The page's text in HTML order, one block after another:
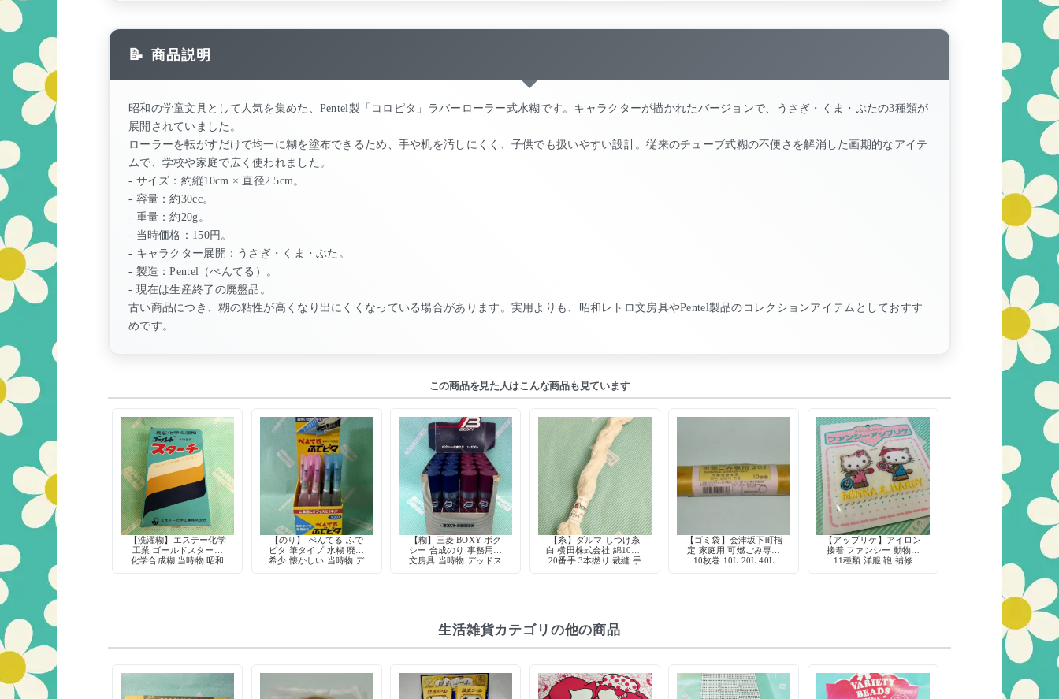
商品説明
昭和の学童文具として人気を集めた、Pentel製「コロピタ」ラバーローラー式水糊です。キャラクターが描かれたバージョンで、うさぎ・くま・ぶたの3種類が
展開されていました。
ローラーを転がすだけで均一に糊を塗布できるため、手や机を汚しにくく、子供でも扱いやすい設計。従来のチューブ式糊の不便さを解消した画期的なアイテ
ムで、学校や家庭で広く使われました。
- サイズ：約縦10cm × 直径2.5cm。
- 容量：約30cc。
- 重量：約20g。
- 当時価格：150円。
- キャラクター展開：うさぎ・くま・ぶた。
- 製造：Pentel（ぺんてる）。
- 現在は生産終了の廃盤品。
古い商品につき、糊の粘性が高くなり出にくくなっている場合があります。実用よりも、昭和レトロ文房具やPentel製品のコレクションアイテムとしておすす
めです。
この商品を見た人はこんな商品も見ています
【洗濯糊】エステー化学
工業 ゴールドスターチ
化学合成糊 当時物 昭和
【のり】 ぺんてる ふで
ピタ 筆タイプ 水糊 廃盤
希少 懐かしい 当時物 デ
【糊】三菱 BOXY ボク
シー 合成のり 事務用品
文房具 当時物 デッドス
【糸】ダルマ しつけ糸
白 横田株式会社 綿100%
20番手 3本撚り 裁縫 手
【ゴミ袋】会津坂下町指
定 家庭用 可燃ごみ専用
10枚巻 10L 20L 40L
【アップリケ】アイロン
接着 ファンシー 動物柄
11種類 洋服 鞄 補修
生活雑貨カテゴリの他の商品